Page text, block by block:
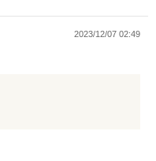
2023/12/07 02:49